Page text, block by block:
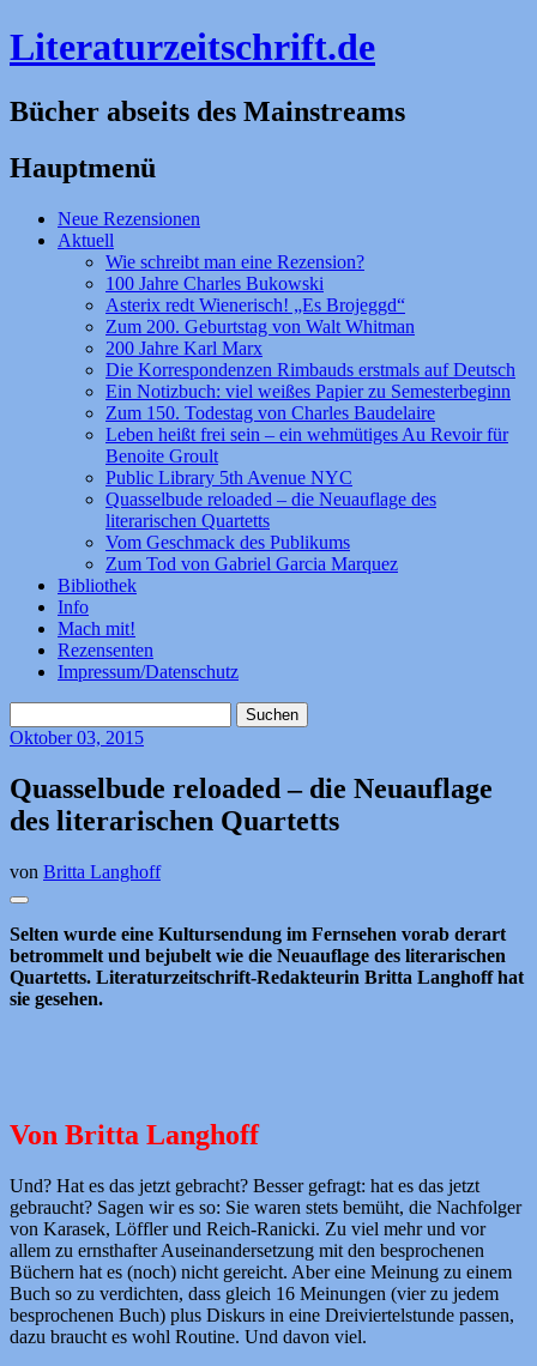
Literaturzeitschrift.de
Bücher abseits des Mainstreams
Hauptmenü
Zum
Inhalt
Neue Rezensionen
Aktuell
Wie schreibt man eine Rezension?
100 Jahre Charles Bukowski
Asterix redt Wienerisch! „Es Brojeggd“
Zum 200. Geburtstag von Walt Whitman
200 Jahre Karl Marx
Die Korrespondenzen Rimbauds erstmals auf Deutsch
Ein Notizbuch: viel weißes Papier zu Semesterbeginn
Zum 150. Todestag von Charles Baudelaire
Leben heißt frei sein – ein wehmütiges Au Revoir für
Benoite Groult
Public Library 5th Avenue NYC
Quasselbude reloaded – die Neuauflage des
literarischen Quartetts
Vom Geschmack des Publikums
Zum Tod von Gabriel Garcia Marquez
Bibliothek
Info
Mach mit!
Rezensenten
Impressum/Datenschutz
nach:
Oktober03, 2015
Quasselbude reloaded – die Neuauflage
des literarischen Quartetts
von Britta Langhoff
Selten wurde eine Kultursendung im Fernsehen vorab derart
betrommelt und bejubelt wie die Neuauflage des literarischen
Quartetts. Literaturzeitschrift-Redakteurin Britta Langhoff hat
sie gesehen.
Von Britta Langhoff
Und? Hat es das jetzt gebracht? Besser gefragt: hat es das jetzt
gebraucht? Sagen wir es so: Sie waren stets bemüht, die Nachfolger
von Karasek, Löffler und Reich-Ranicki. Zu viel mehr und vor
allem zu ernsthafter Auseinandersetzung mit den besprochenen
Büchern hat es (noch) nicht gereicht. Aber eine Meinung zu einem
Buch so zu verdichten, dass gleich 16 Meinungen (vier zu jedem
besprochenen Buch) plus Diskurs in eine Dreiviertelstunde passen,
dazu braucht es wohl Routine. Und davon viel.